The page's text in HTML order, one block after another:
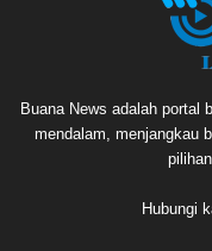
Buana News adalah portal
mendalam, menjangkau
Hubungi